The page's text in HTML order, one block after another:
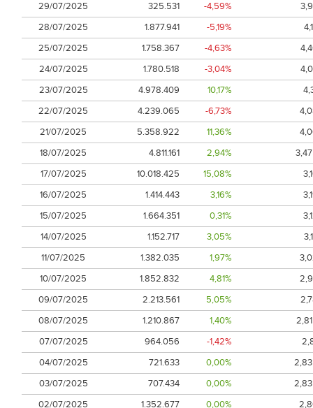
29/07/2025
325.531 -4,59%
28/07/2025
1.877.941 -5,19%
25/07/2025
1.758.367 -4,63%
24/07/2025
1.780.518 -3,04%
23/07/2025
4.978.409 10,17%
22/07/2025
4.239.065 -6,73%
21/07/2025
5.358.922 11,36%
18/07/2025
4.811.161 2,94%
17/07/2025
10.018.425 15,08%
16/07/2025
1.414.443 3,16%
15/07/2025
1.664.351 0,31%
14/07/2025
1.152.717 3,05%
11/07/2025
1.382.035 1,97%
10/07/2025
1.852.832 4,81%
09/07/2025
2.213.561 5,05%
08/07/2025
1.210.867 1,40%
07/07/2025
964.056 -1,42%
04/07/2025
721.633 0,00%
03/07/2025
707.434 0,00%
02/07/2025
1.352.677 0,00%